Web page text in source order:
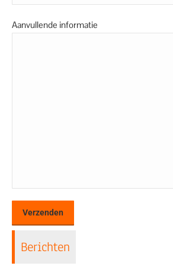
Aanvullende informatie
Berichten